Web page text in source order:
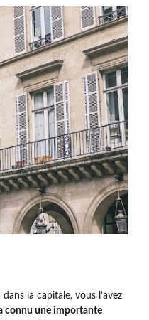
la capitale, vous l’avez
connu une importante